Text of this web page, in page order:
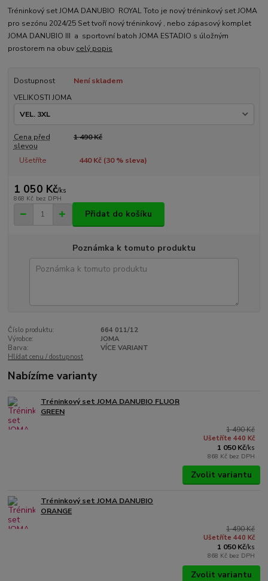
Tréninkový set JOMA DANUBIO ROYAL Toto je nový tréninkový set JOMA
pro sezónu 2024/25 Set tvoří nový tréninkový , nebo zápasový komplet
JOMA DANUBIO III a sportovní batoh JOMA ESTADIO s úložným
prostorem na obuv celý popis
Dostupnost
Není skladem
VELIKOSTI JOMA
Cena před
slevou
1 490 Kč
Ušetříte 440 Kč (30% sleva)
1 050 Kč/ks
868 Kč bez DPH
Přidat do košíku
Poznámka k tomuto produktu
Číslo produktu:
664 011/12
Výrobce:
JOMA
Barva:
VÍCE VARIANT
Hlídat cenu / dostupnost
Nabízíme varianty
Tréninkový set JOMA DANUBIO FLUOR
GREEN
1 490 Kč
Ušetříte 440 Kč
1 050 Kč/ks
868 Kč bez DPH
Zvolit variantu
Tréninkový set JOMA DANUBIO
ORANGE
1 490 Kč
Ušetříte 440 Kč
1 050 Kč/ks
868 Kč bez DPH
Zvolit variantu